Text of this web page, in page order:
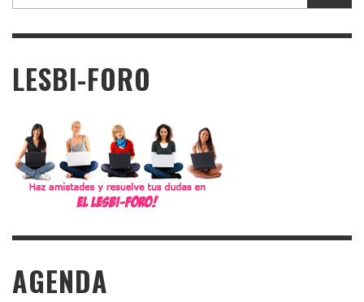
LESBI-FORO
AGENDA